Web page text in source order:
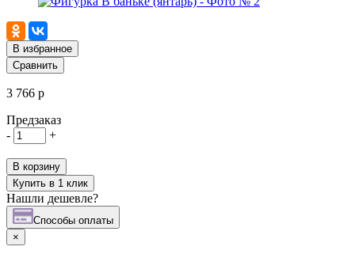
В избранное
Сравнить
3 766 р
Предзаказ
-
+
В корзину
Купить в 1 клик
Нашли дешевле?
Cпособы оплаты
×